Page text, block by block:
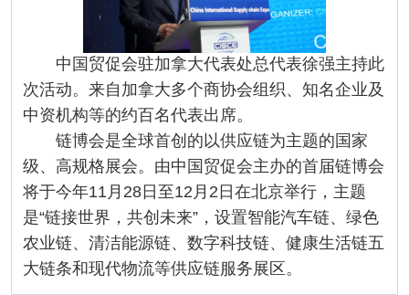
中国贸促会驻加拿大代表处总代表徐强主持此
次活动。来自加拿大多个商协会组织、知名企业及
中资机构等的约百名代表出席。
链博会是全球首创的以供应链为主题的国家
级、高规格展会。由中国贸促会主办的首届链博会
将于今年11月28日至12月2日在北京举行，主题
是“链接世界，共创未来”，设置智能汽车链、绿色
农业链、清洁能源链、数字科技链、健康生活链五
大链条和现代物流等供应链服务展区。